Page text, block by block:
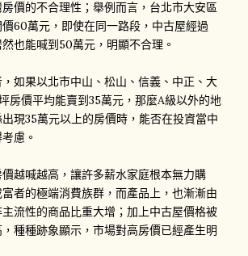
價的不合理性；舉例而言，台北市大安區
60萬元，即使在同一路段，中古屋經過
然也能喊到50萬元，明顯不合理。
如果以北市中山、松山、信義、中正、大
房價平均能賣到35萬元，那麼A級以外的地
現35萬元以上的房價時，能否在投資當中
慮。
越喊越高，讓許多薪水家庭根本無力購
者的極端消費族群，而產品上，也漸漸由
流性的商品比重大增；加上中古屋價格被
種種跡象顯示，市場對高房價已經產生明